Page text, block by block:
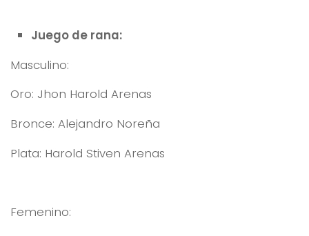
Juego de rana:
Masculino:
Oro: Jhon Harold Arenas
Bronce: Alejandro Noreña
Plata: Harold Stiven Arenas
Femenino: